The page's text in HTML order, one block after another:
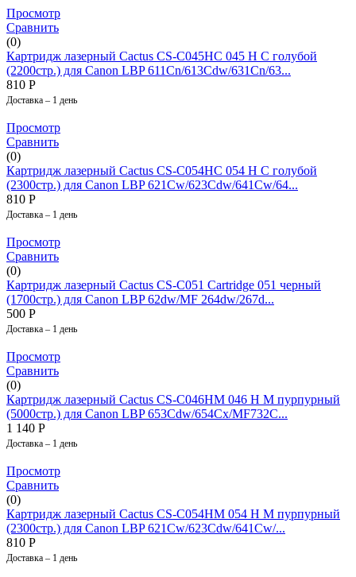
Просмотр
Сравнить
(0)
Картридж лазерный Cactus CS-C045HC 045 H C голубой
(2200стр.) для Canon LBP 611Cn/613Cdw/631Cn/63...
810 Р
Доставка – 1 день
Просмотр
Сравнить
(0)
Картридж лазерный Cactus CS-C054HC 054 H C голубой
(2300стр.) для Canon LBP 621Cw/623Cdw/641Cw/64...
810 Р
Доставка – 1 день
Просмотр
Сравнить
(0)
Картридж лазерный Cactus CS-C051 Cartridge 051 черный
(1700стр.) для Canon LBP 62dw/MF 264dw/267d...
500 Р
Доставка – 1 день
Просмотр
Сравнить
(0)
Картридж лазерный Cactus CS-C046HM 046 H M пурпурный
(5000стр.) для Canon LBP 653Cdw/654Cx/MF732C...
1 140 Р
Доставка – 1 день
Просмотр
Сравнить
(0)
Картридж лазерный Cactus CS-C054HM 054 H M пурпурный
(2300стр.) для Canon LBP 621Cw/623Cdw/641Cw/...
810 Р
Доставка – 1 день